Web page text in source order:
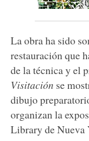
La obra ha sido
restauración que
de la técnica y el
Visitación se
dibujo
organizan la
Library de Nueva